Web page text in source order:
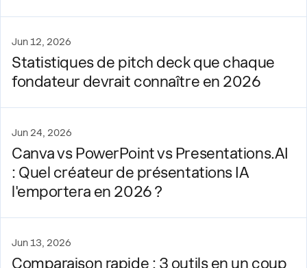
Jun 12, 2026
Statistiques de pitch deck que chaque
fondateur devrait connaître en 2026
Jun 24, 2026
Canva vs PowerPoint vs Presentations.AI
: Quel créateur de présentations IA
l'emportera en 2026 ?
Jun 13, 2026
Comparaison rapide : 3 outils en un coup